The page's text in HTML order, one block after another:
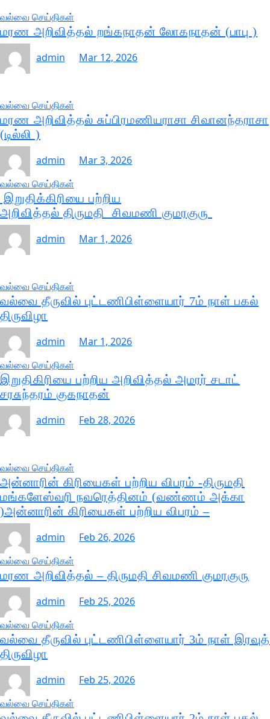
வல்வை செய்திகள்
மரண அறிவித்தல் றங்கநாதன் லோகநாதன் (பாபு )
admin
Mar 12, 2026
வல்வை செய்திகள்
மரண அறிவித்தல் சுப்பிரமணியராசா சிவானந்தராசா
(டில்லி )
admin
Mar 3, 2026
வல்வை செய்திகள்
இறுதிக்கிரியை பற்றிய
அறிவித்தல் திருமதி சிவமணி குமரகுரு
admin
Mar 1, 2026
வல்வை செய்திகள்
வல்வை தீருவில் புட்டணிபிள்ளையார் 7ம் நாள் பகல்
திருவிழா
admin
Mar 1, 2026
வல்வை செய்திகள்
இறுதிகிரியை பற்றிய அறிவித்தல் அமரர் சடாட்
சரசுந்தரம் குகநாதன்
admin
Feb 28, 2026
வல்வை செய்திகள்
அன்னாரின் கிரியைகள் பற்றிய விபரம் -திருமதி
மங்களேஸ்வரி நவரெத்தினம் (வண்ணம் அக்கா
)அன்னாரின் கிரியைகள் பற்றிய விபரம் –
admin
Feb 26, 2026
வல்வை செய்திகள்
மரண அறிவித்தல் – திருமதி சிவமணி குமரகுரு
admin
Feb 25, 2026
வல்வை செய்திகள்
வல்வை தீருவில் புட்டணிபிள்ளையார் 3ம் நாள் இரவுத்
திருவிழா
admin
Feb 25, 2026
வல்வை செய்திகள்